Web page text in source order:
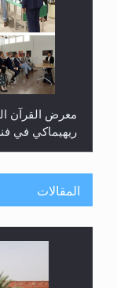
معرض القرآن
ريهيماكي في
المقالات